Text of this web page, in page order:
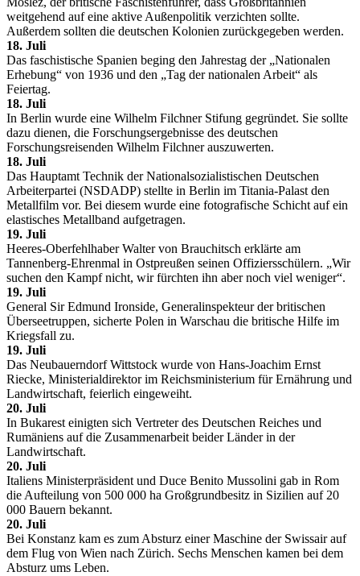
weitgehend auf eine aktive Außenpolitik verzichten sollte.
Außerdem sollten die deutschen Kolonien zurückgegeben werden.
18. Juli
Das faschistische Spanien beging den Jahrestag der „Nationalen
Erhebung“ von 1936 und den „Tag der nationalen Arbeit“ als
Feiertag.
18. Juli
In Berlin wurde eine Wilhelm Filchner Stifung gegründet. Sie sollte
dazu dienen, die Forschungsergebnisse des deutschen
Forschungsreisenden Wilhelm Filchner auszuwerten.
18. Juli
Das Hauptamt Technik der Nationalsozialistischen Deutschen
Arbeiterpartei (NSDADP) stellte in Berlin im Titania-Palast den
Metallfilm vor. Bei diesem wurde eine fotografische Schicht auf ein
elastisches Metallband aufgetragen.
19. Juli
Heeres-Oberfehlhaber Walter von Brauchitsch erklärte am
Tannenberg-Ehrenmal in Ostpreußen seinen Offiziersschülern. „Wir
suchen den Kampf nicht, wir fürchten ihn aber noch viel weniger“.
19. Juli
General Sir Edmund Ironside, Generalinspekteur der britischen
Überseetruppen, sicherte Polen in Warschau die britische Hilfe im
Kriegsfall zu.
19. Juli
Das Neubauerndorf Wittstock wurde von Hans-Joachim Ernst
Riecke, Ministerialdirektor im Reichsministerium für Ernährung und
Landwirtschaft, feierlich eingeweiht.
20. Juli
In Bukarest einigten sich Vertreter des Deutschen Reiches und
Rumäniens auf die Zusammenarbeit beider Länder in der
Landwirtschaft.
20. Juli
Italiens Ministerpräsident und Duce Benito Mussolini gab in Rom
die Aufteilung von 500 000 ha Großgrundbesitz in Sizilien auf 20
000 Bauern bekannt.
20. Juli
Bei Konstanz kam es zum Absturz einer Maschine der Swissair auf
dem Flug von Wien nach Zürich. Sechs Menschen kamen bei dem
Absturz ums Leben.